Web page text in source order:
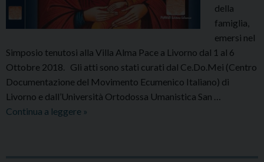
della
famiglia,
emersi nel
Simposio tenutosi alla Villa Alma Pace a Livorno dal 1 al 6
Ottobre 2018. Gli atti sono stati curati dal Ce.Do.Mei (Centro
Documentazione del Movimento Ecumenico Italiano) di
Livorno e dall’Università Ortodossa Umanistica San …
Continua a leggere La»